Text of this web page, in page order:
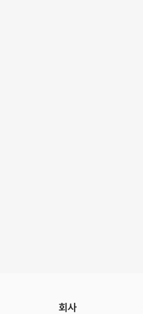
회사